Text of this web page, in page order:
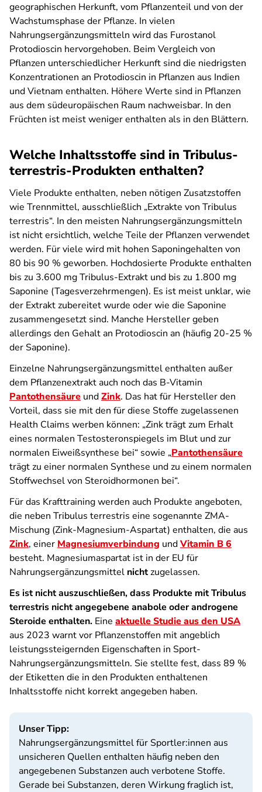
geographischen Herkunft, vom Pflanzenteil und von der
Wachstumsphase der Pflanze. In vielen
Nahrungsergänzungsmitteln wird das Furostanol
Protodioscin hervorgehoben. Beim Vergleich von
Pflanzen unterschiedlicher Herkunft sind die niedrigsten
Konzentrationen an Protodioscin in Pflanzen aus Indien
und Vietnam enthalten. Höhere Werte sind in Pflanzen
aus dem südeuropäischen Raum nachweisbar. In den
Früchten ist meist weniger enthalten als in den Blättern.
Welche Inhaltsstoffe sind in Tribulus-
terrestris-Produkten enthalten?
Viele Produkte enthalten, neben nötigen Zusatzstoffen
wie Trennmittel, ausschließlich „Extrakte von Tribulus
terrestris“. In den meisten Nahrungsergänzungsmitteln
ist nicht ersichtlich, welche Teile der Pflanzen verwendet
werden. Für viele wird mit hohen Saponingehalten von
80 bis 90 % geworben. Hochdosierte Produkte enthalten
bis zu 3.600 mg Tribulus-Extrakt und bis zu 1.800 mg
Saponine (Tagesverzehrmengen). Es ist meist unklar, wie
der Extrakt zubereitet wurde oder wie die Saponine
zusammengesetzt sind. Manche Hersteller geben
allerdings den Gehalt an Protodioscin an (häufig 20-25 %
der Saponine).
Einzelne Nahrungsergänzungsmittel enthalten außer
dem Pflanzenextrakt auch noch das B-Vitamin
Pantothensäure undZink. Das hat für Hersteller den
Vorteil, dass sie mit den für diese Stoffe zugelassenen
Health Claims werben können: „Zink trägt zum Erhalt
eines normalen Testosteronspiegels im Blut und zur
normalen Eiweißsynthese bei“ sowie „Pantothensäure
trägt zu einer normalen Synthese und zu einem normalen
Stoffwechsel von Steroidhormonen bei“.
Für das Krafttraining werden auch Produkte angeboten,
die neben Tribulus terrestris eine sogenannte ZMA-
Mischung (Zink-Magnesium-Aspartat) enthalten, die aus
Zink, einer Magnesiumverbindung undVitamin B 6
besteht. Magnesiumaspartat ist in der EU für
Nahrungsergänzungsmittel nichtzugelassen.
Es ist nicht auszuschließen, dass Produkte mit Tribulus
terrestris nicht angegebene anabole oder androgene
Steroide enthalten. Eine aktuelle Studie aus den USA
aus 2023 warnt vor Pflanzenstoffen mit angeblich
leistungssteigernden Eigenschaften in Sport-
Nahrungsergänzungsmitteln. Sie stellte fest, dass 89 %
der Etiketten die in den Produkten enthaltenen
Inhaltsstoffe nicht korrekt angegeben haben.
Unser Tipp:
Nahrungsergänzungsmittel für Sportler:innen aus
unsicheren Quellen enthalten häufig neben den
angegebenen Substanzen auch verbotene Stoffe.
Gerade bei Substanzen, deren Wirkung fraglich ist,